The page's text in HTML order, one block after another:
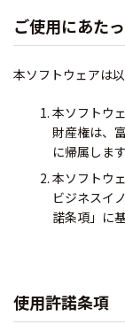
ご使用にあた
本ソフトウェアは
本ソフトウ
財産権は、
に帰属します
本ソフトウ
ビジネスイ
諾条項」に
使用許諾条項